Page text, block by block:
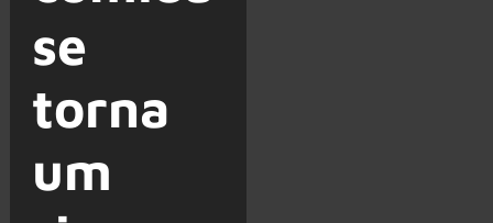
se
torna
um